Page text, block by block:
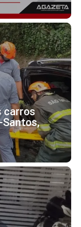
carros
Santos,